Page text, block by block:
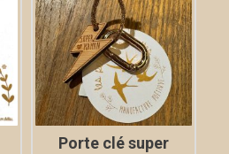
Porte clé super